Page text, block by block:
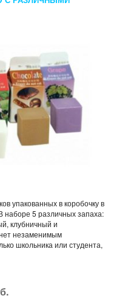
упакованных в коробочку в
наборе 5 различных запаха:
клубничный и
незаменимым
школьника или студента,